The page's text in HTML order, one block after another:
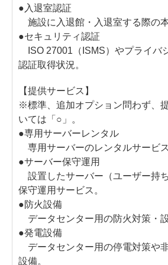
●入退室認証
施設に入退館・入退室する際の本
●セキュリティ認証
ISO 27001（ISMS）やプライバ
認証取得状況。
【提供サービス】
※標準、追加オプション問わず、
いては「○」。
●専用サーバーレンタル
専用サーバーのレンタルサービス
●サーバー保守運用
設置したサーバー（ユーザー持
保守運用サービス。
●防火設備
データセンター用の防火対策・設
●発電設備
データセンター用の停電対策や
設備。